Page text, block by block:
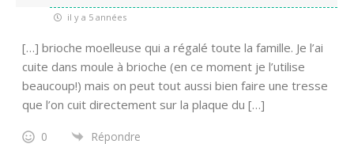
il y a 5 années
[…] brioche moelleuse qui a régalé toute la famille. Je l’ai
cuite dans moule à brioche (en ce moment je l’utilise
beaucoup!) mais on peut tout aussi bien faire une tresse
que l’on cuit directement sur la plaque du […]
0 Répondre